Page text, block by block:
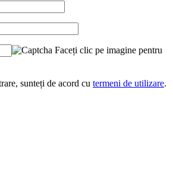
Faceți clic pe imagine pentru
sunteți de acord cu termeni de utilizare.